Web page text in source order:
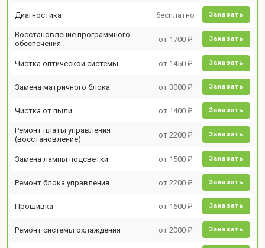
Диагностика бесплатно Заказать
Восстановление программного
обеспечения
от 1700 ₽ Заказать
Чистка оптической системы от 1450 ₽ Заказать
Замена матричного блока от 3000 ₽ Заказать
Чистка от пыли от 1400 ₽ Заказать
Ремонт платы управления
(восстановление)
от 2200 ₽ Заказать
Замена лампы подсветки от 1500 ₽ Заказать
Ремонт блока управления от 2200 ₽ Заказать
Прошивка от 1600 ₽ Заказать
Ремонт системы охлаждения от 2000 ₽ Заказать